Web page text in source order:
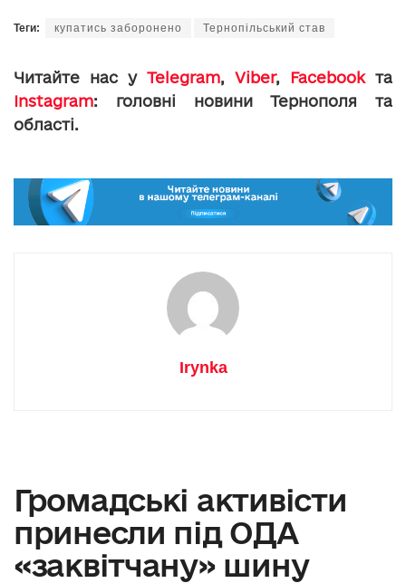
Теги: купатись заборонено Тернопільський став
Читайте нас у Telegram, Viber, Facebookта
Instagram: головні новини Тернополя та
області.
Irynka
Громадські активісти
принесли під ОДА
«заквітчану» шину